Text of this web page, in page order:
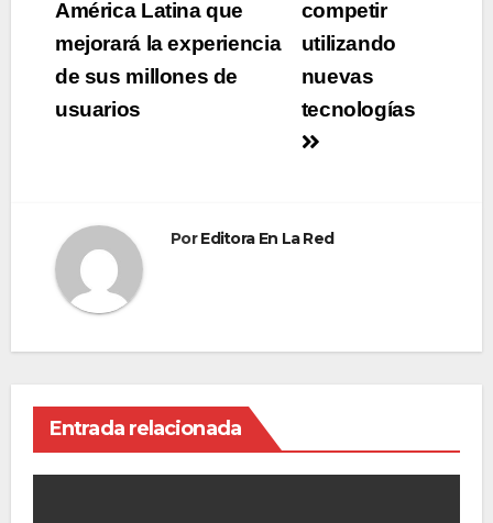
competir
utilizando
nuevas
tecnologías
América Latina que
mejorará la experiencia
de sus millones de
usuarios
PorEditora En La Red
Entrada relacionada